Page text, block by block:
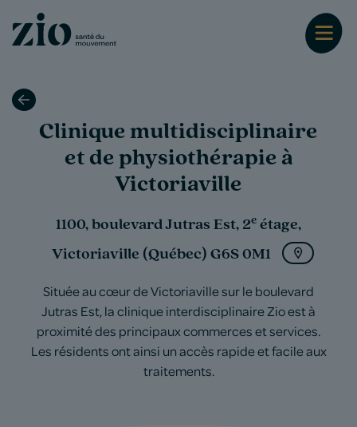
Clinique multidisciplinaire
et de physiothérapie à
Victoriaville
1100, boulevard Jutras Est, 2e étage,
Victoriaville (Québec) G6S 0M1
Située au cœur de Victoriaville sur le boulevard
Jutras Est, la clinique interdisciplinaire Zio est à
proximité des principaux commerces et services.
Les résidents ont ainsi un accès rapide et facile aux
traitements.